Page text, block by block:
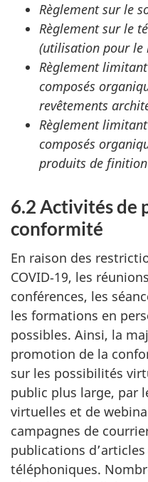
Règlement sur le
Règlement sur le
(utilisation pour le
Règlement
composés
revêtements
Règlement
composés
produits de
6.2 Activités de
conformité
En raison des
COVID‑19, les
conférences, les
les formations en
possibles. Ainsi, la
promotion de la
sur les possibilités
public plus large, par
virtuelles et de
campagnes de
publications d’articles
téléphoniques.